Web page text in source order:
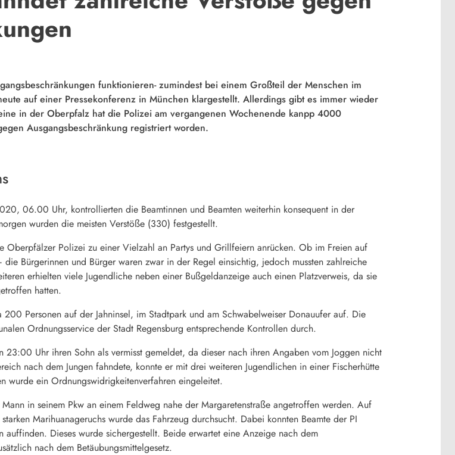
funktionieren- zumindest bei einem Großteil der Menschen im
auf einer Pressekonferenz in München klargestellt. Allerdings gibt es immer wieder
in der Oberpfalz hat die Polizei am vergangenen Wochenende kanpp 4000
Ausgangsbeschränkung registriert worden.
06.00 Uhr, kontrollierten die Beamtinnen und Beamten weiterhin konsequent in der
wurden die meisten Verstöße (330) festgestellt.
Oberpfälzer Polizei zu einer Vielzahl an Partys und Grillfeiern anrücken. Ob im Freien auf
Bürgerinnen und Bürger waren zwar in der Regel einsichtig, jedoch mussten zahlreiche
erhielten viele Jugendliche neben einer Bußgeldanzeige auch einen Platzverweis, da sie
hatten.
Personen auf der Jahninsel, im Stadtpark und am Schwabelweiser Donauufer auf. Die
Ordnungsservice der Stadt Regensburg entsprechende Kontrollen durch.
23:00 Uhr ihren Sohn als vermisst gemeldet, da dieser nach ihren Angaben vom Joggen nicht
nach dem Jungen fahndete, konnte er mit drei weiteren Jugendlichen in einer Fischerhütte
wurde ein Ordnungswidrigkeitenverfahren eingeleitet.
in seinem Pkw an einem Feldweg nahe der Margaretenstraße angetroffen werden. Auf
Marihuanageruchs wurde das Fahrzeug durchsucht. Dabei konnten Beamte der PI
Dieses wurde sichergestellt. Beide erwartet eine Anzeige nach dem
nach dem Betäubungsmittelgesetz.